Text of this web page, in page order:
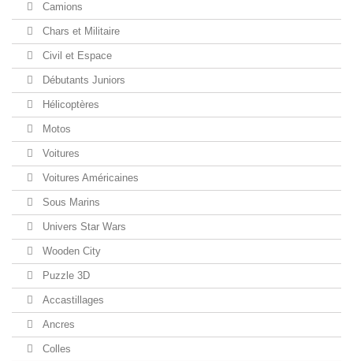
Camions
Chars et Militaire
Civil et Espace
Débutants Juniors
Hélicoptères
Motos
Voitures
Voitures Américaines
Sous Marins
Univers Star Wars
Wooden City
Puzzle 3D
Accastillages
Ancres
Colles